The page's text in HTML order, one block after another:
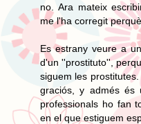
no. Ara mateix
me l'ha corregit
Es estrany veure a
d'un ''prostituto'',
siguem les
graciós, y admés és
professionals ho fan
en el que estiguem